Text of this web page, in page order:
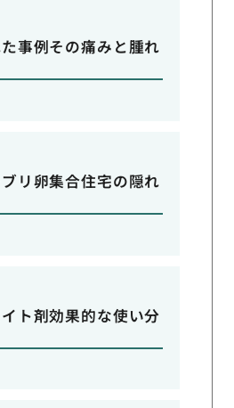
事例その痛みと腫れ
リ卵集合住宅の隠れ
ト剤効果的な使い分